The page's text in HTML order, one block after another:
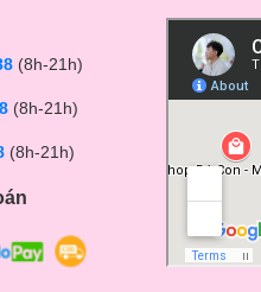
(8h-21h)
(8h-21h)
(8h-21h)